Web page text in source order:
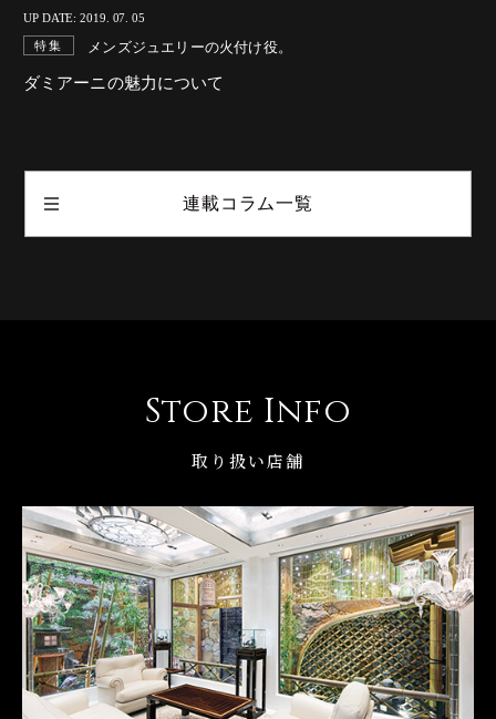
UP DATE: 2019. 07. 05
特集 メンズジュエリーの火付け役。
ダミアーニの魅力について
連載コラム一覧
Store Info
取り扱い店舗